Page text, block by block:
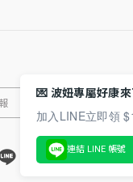
💌 波妞專屬好康來
加入LINE立即領
連結 LINE 帳號